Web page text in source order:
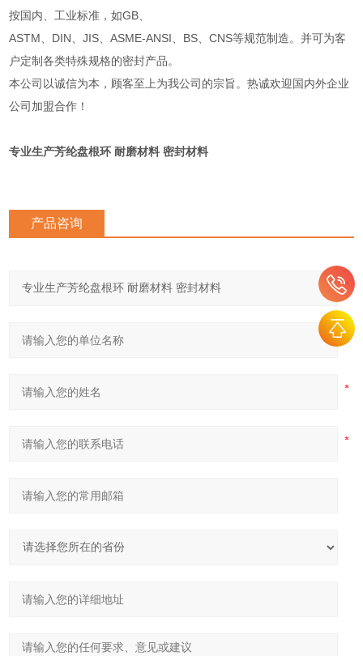
按国内、工业标准，如GB、
ASTM、DIN、JIS、ASME-ANSI、BS、CNS等规范制造。并可为客
户定制各类特殊规格的密封产品。
本公司以诚信为本，顾客至上为我公司的宗旨。热诚欢迎国内外企业
公司加盟合作！
专业生产芳纶盘根环 耐磨材料 密封材料
产品咨询